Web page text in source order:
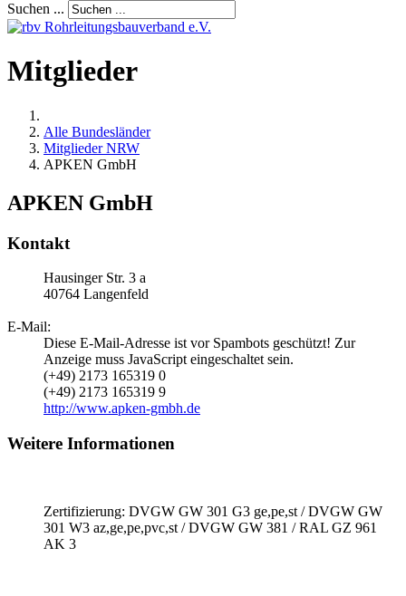
Suchen ...
Mitglieder
Alle Bundesländer
Mitglieder NRW
APKEN GmbH
APKEN GmbH
Kontakt
Hausinger Str. 3 a
40764 Langenfeld
E-Mail:
Diese E-Mail-Adresse ist vor Spambots geschützt! Zur
Anzeige muss JavaScript eingeschaltet sein.
(+49) 2173 165319 0
(+49) 2173 165319 9
http://www.apken-gmbh.de
Weitere Informationen
Zertifizierung: DVGW GW 301 G3 ge,pe,st / DVGW GW
301 W3 az,ge,pe,pvc,st / DVGW GW 381 / RAL GZ 961
AK 3